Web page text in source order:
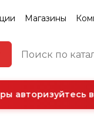
Магазины
авторизуйтесь